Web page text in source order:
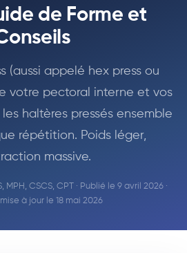
de Forme et
(aussi appelé hex press ou
votre pectoral interne et vos
haltères pressés ensemble
répétition. Poids léger,
massive.
MPH, CSCS, CPT · Publié le 9 avril 2026 ·
à jour le 18 mai 2026